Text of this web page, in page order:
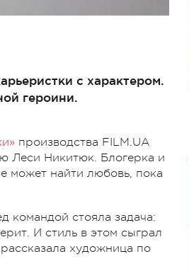
с характером.
героини.
производства FILM.UA
Леси Никитюк. Блогерка и
может найти любовь, пока
командой стояла задача:
И стиль в этом сыграл
художница по